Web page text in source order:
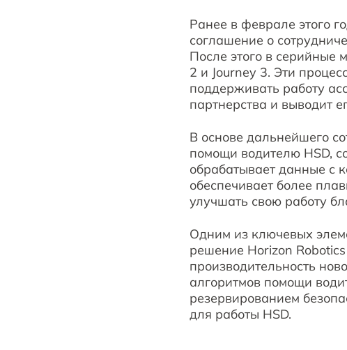
Ранее в феврале этого
соглашение о
После этого в серийные
2 и Journey 3. Эти
поддерживать работу
партнерства и выводит
В основе дальнейшего
помощи водителю HSD,
обрабатывает данные с
обеспечивает более
улучшать свою работу
Одним из ключевых
решение Horizon
производительность
алгоритмов помощи
резервированием
для работы HSD.